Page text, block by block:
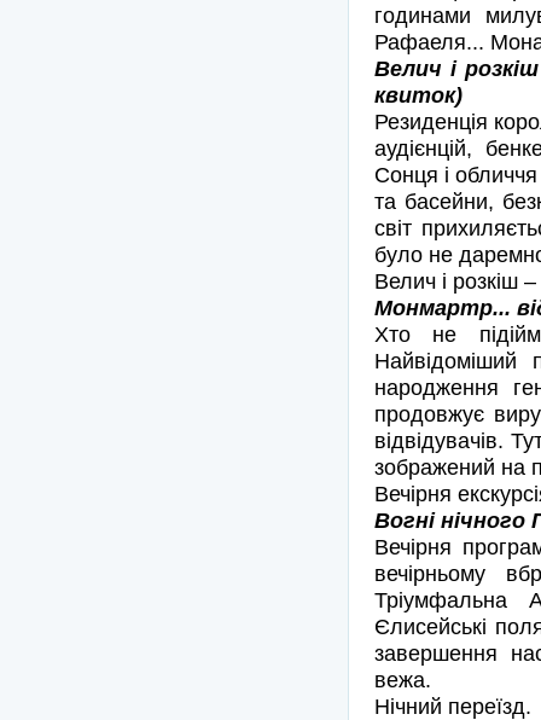
годинами
Рафаеля... Мона
Велич і
квиток)
Резиденція
аудієнцій,
Сонця і обличчя
та басейни,
світ
було не
Велич і розкіш
Монмартр...
Хто не
народження
продовжує
відвідувачів.
зображений на
Вечірня
Вогні
Вечірня
вечірньому
Тріумфальна
Єлисейські
завершення
вежа.
Нічний переїзд.